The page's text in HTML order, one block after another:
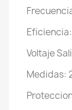
Voltaje
Medidas: